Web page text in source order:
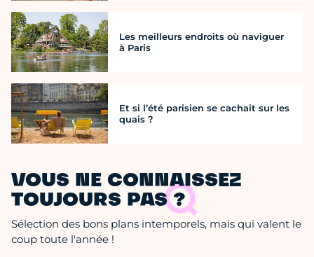
Les meilleurs endroits où naviguer
à Paris
Et si l’été parisien se cachait sur les
quais ?
VOUS NE CONNAISSEZ
TOUJOURS PAS ?
Sélection des bons plans intemporels, mais qui valent le
coup toute l'année !